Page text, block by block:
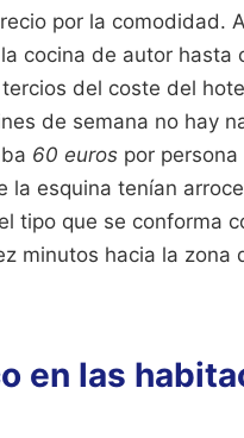
por la comodidad.
cocina de autor hasta
del coste del
de semana no hay
60 euros por persona
esquina tenían
tipo que se conforma
minutos hacia la zona
en las